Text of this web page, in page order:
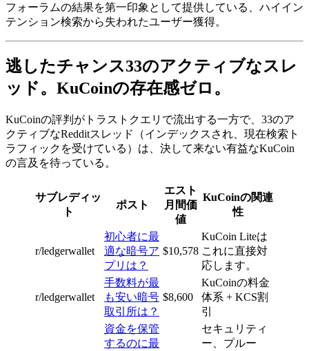
フォーラムの結果を第一印象として提供している、ハイイン
テンション検索から失われたユーザー獲得。
逃したチャンス33のアクティブなスレ
ッド。KuCoinの存在感ゼロ。
KuCoinの評判がトラストクエリで流出する一方で、33のア
クティブなRedditスレッド（インデックスされ、現在検索ト
ラフィックを受けている）は、決して来ない有益なKuCoin
の言及を待っている。
サブレディッ
ト
ポスト
エスト
月間価
値
KuCoinの関連
性
r/ledgerwallet
初心者に最
適な暗号ア
プリは？
$10,578
KuCoin Liteは
これに直接対
応します。
r/ledgerwallet
手数料が最
も安い暗号
取引所は？
$8,600
KuCoinの料金
体系 + KCS割
引
資金を保管
するのに最
セキュリティ
ー、プルー